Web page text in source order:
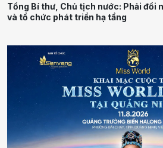
Tổng Bí thư, Chủ tịch nước: Phải đổi
và tổ chức phát triển hạ tầng